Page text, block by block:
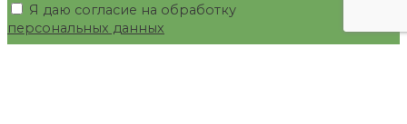
Я даю согласие на обработку
персональных данных